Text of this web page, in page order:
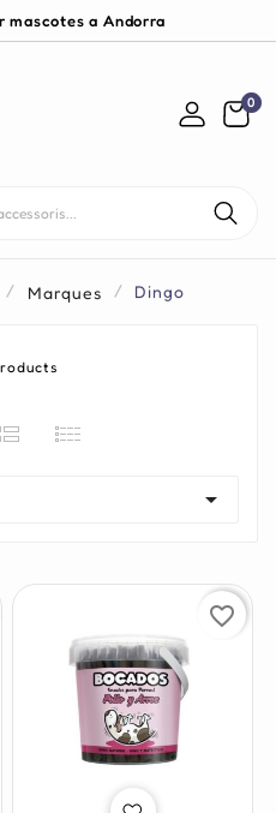
mascotes a Andorra
0
Marques Dingo

favorite_border